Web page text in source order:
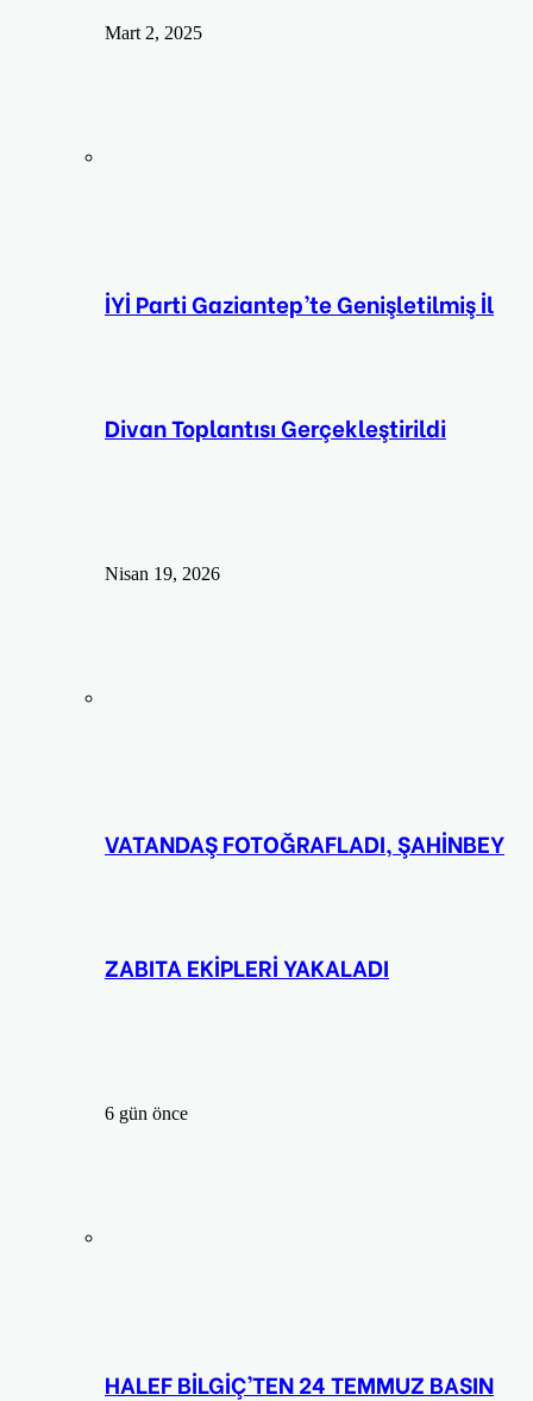
Mart 2, 2025
İYİ Parti Gaziantep’te Genişletilmiş İl
Divan Toplantısı Gerçekleştirildi
Nisan 19, 2026
VATANDAŞ FOTOĞRAFLADI, ŞAHİNBEY
ZABITA EKİPLERİ YAKALADI
6 gün önce
HALEF BİLGİÇ’TEN 24 TEMMUZ BASIN